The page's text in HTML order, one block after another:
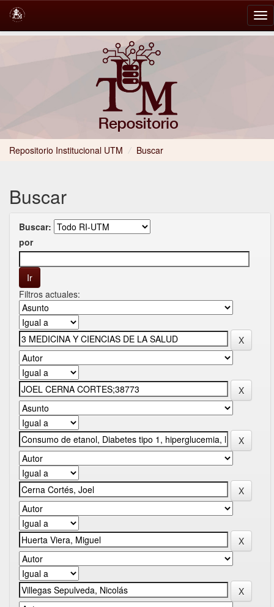
Repositorio Institucional UTM / Buscar
Buscar
Buscar:
por
Filtros actuales: